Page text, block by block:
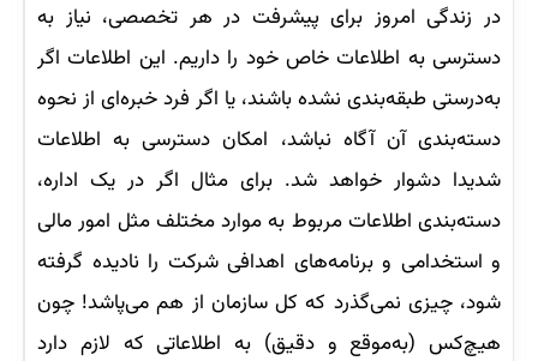
در زندگی امروز برای پیشرفت در هر تخصصی، نیاز به
دسترسی به اطلاعات خاص خود را داریم. این اطلاعات اگر
به‌درستی طبقه‌بندی نشده باشند، یا اگر فرد خبره‌ای از نحوه
دسته‌بندی آن آگاه نباشد، امکان دسترسی به اطلاعات
شدیدا دشوار خواهد شد. برای مثال اگر در یک اداره،‌
دسته‌بندی اطلاعات مربوط به موارد مختلف مثل امور مالی
و استخدامی و برنامه‌های اهدافی شرکت را نادیده گرفته
شود، چیزی نمی‌گذرد که کل سازمان از هم می‌پاشد! چون
هیچ‌کس (به‌موقع و دقیق) به اطلاعاتی که لازم دارد